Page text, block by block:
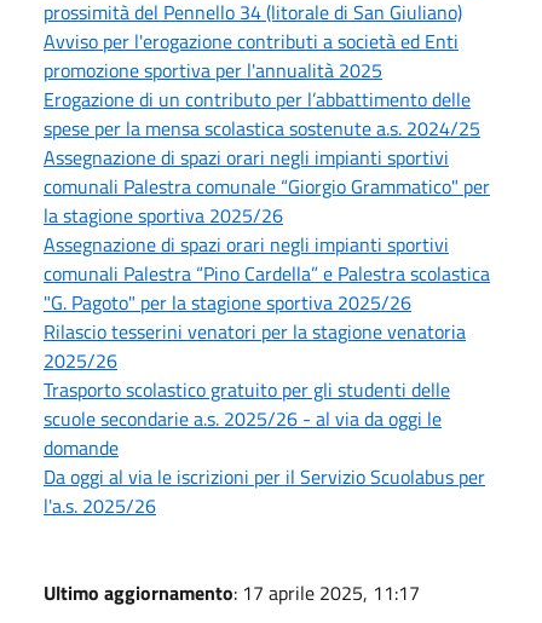
prossimità del Pennello 34 (litorale di San Giuliano)
Avviso per l'erogazione contributi a società ed Enti
promozione sportiva per l'annualità 2025
Erogazione di un contributo per l’abbattimento delle
spese per la mensa scolastica sostenute a.s. 2024/25
Assegnazione di spazi orari negli impianti sportivi
comunali Palestra comunale “Giorgio Grammatico" per
la stagione sportiva 2025/26
Assegnazione di spazi orari negli impianti sportivi
comunali Palestra “Pino Cardella” e Palestra scolastica
"G. Pagoto" per la stagione sportiva 2025/26
Rilascio tesserini venatori per la stagione venatoria
2025/26
Trasporto scolastico gratuito per gli studenti delle
scuole secondarie a.s. 2025/26 - al via da oggi le
domande
Da oggi al via le iscrizioni per il Servizio Scuolabus per
l'a.s. 2025/26
Ultimo aggiornamento: 17 aprile 2025, 11:17